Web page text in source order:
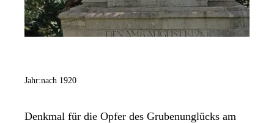
Jahr:nach 1920
Denkmal für die Opfer des Grubenunglücks am